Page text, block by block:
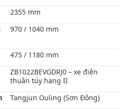
2355 mm
970 / 1040 mm
475 / 1180 mm
ZB1022BEVGDRJ0 – xe điện
thuần túy hạng II
Tangjun Ouling (Sơn Đông)